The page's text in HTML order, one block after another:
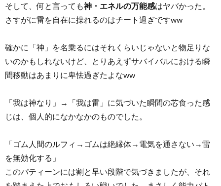
そして、何と言っても神・エネルの万能感はヤバかった。
さすがに雷を自在に操れるのはチート過ぎですww
確かに「神」を名乗るにはそれくらいじゃないと物足りな
いのかもしれないけど、とりあえずサバイバルにおける瞬
間移動はあまりに卑怯過ぎたよなww
「我は神なり」→「我は雷」に気づいた瞬間の芯食った感
じは、個人的になかなかのものでした。
「ゴム人間のルフィ→ゴムは絶縁体→電気を通さない→雷
を無効化する」
このパティーンには割と早い段階で気づきましたが、それ